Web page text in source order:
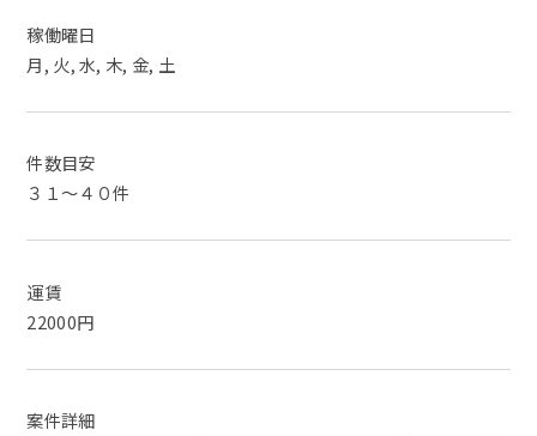
稼働曜日
月, 火, 水, 木, 金, 土
件数目安
３１～４０件
運賃
22000円
案件詳細